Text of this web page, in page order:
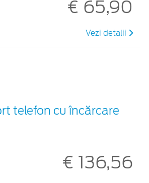
€ 65,90
Vezi detalii
telefon cu încărcare
€ 136,56